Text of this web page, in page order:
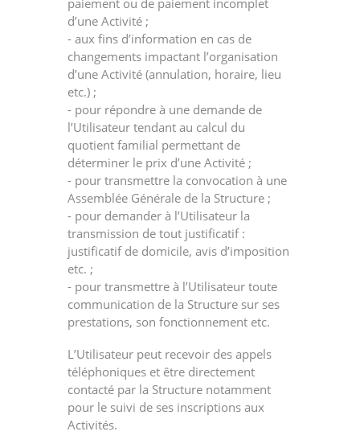
paiement ou de paiement incomplet
d’une Activité ;
- aux fins d’information en cas de
changements impactant l’organisation
d’une Activité (annulation, horaire, lieu
etc.) ;
- pour répondre à une demande de
l’Utilisateur tendant au calcul du
quotient familial permettant de
déterminer le prix d’une Activité ;
- pour transmettre la convocation à une
Assemblée Générale de la Structure ;
- pour demander à l’Utilisateur la
transmission de tout justificatif :
justificatif de domicile, avis d’imposition
etc. ;
- pour transmettre à l’Utilisateur toute
communication de la Structure sur ses
prestations, son fonctionnement etc.
L’Utilisateur peut recevoir des appels
téléphoniques et être directement
contacté par la Structure notamment
pour le suivi de ses inscriptions aux
Activités.